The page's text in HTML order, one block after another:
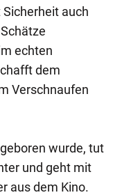
auch
echten
dem
Verschnaufen
wurde, tut
und geht mit
aus dem Kino.